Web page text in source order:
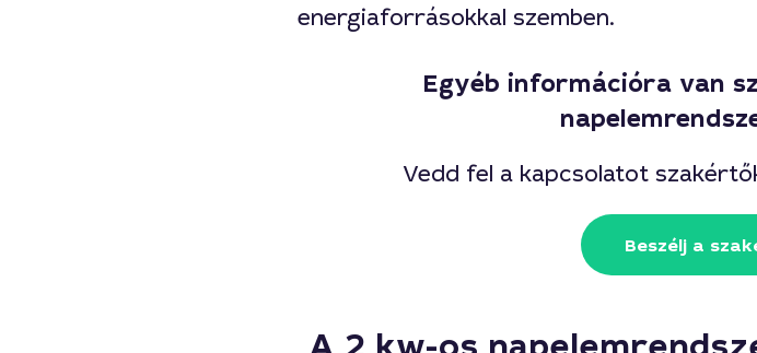
energiaforrásokkal szemben.
Egyéb információra van
Vedd fel a kapcsolatot
Beszélj a